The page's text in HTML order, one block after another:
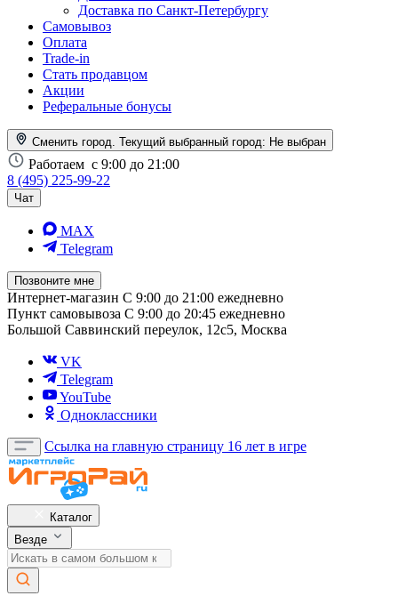
Доставка по Санкт-Петербургу
Самовывоз
Оплата
Trade-in
Стать продавцом
Акции
Реферальные бонусы
Сменить город. Текущий выбранный город: Не выбран
Работаем с 9:00 до 21:00
8 (495) 225-99-22
Чат
MAX
Telegram
Позвоните мне
Интернет-магазин С 9:00 до 21:00 ежедневно
Пункт самовывоза С 9:00 до 20:45 ежедневно
Большой Саввинский переулок, 12с5, Москва
VK
Telegram
YouTube
Одноклассники
Ссылка на главную страницу 16 лет в игре
Каталог
Везде